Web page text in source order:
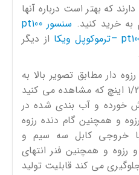
که بهتر است درباره آنها
خرید کنید.
سنسور pt100
از دیگر
دار مطابق تصویر بالا به
صورت رزوه هرزگرد و سایز 1/2 اینچ که مشاهده می کنید
خورده و آب بندی شده در
و همچنین گام دنده رزوه
خروجی کابل سه سیم و
و همچنین فنر انتهای
می کند قابلیت تولید